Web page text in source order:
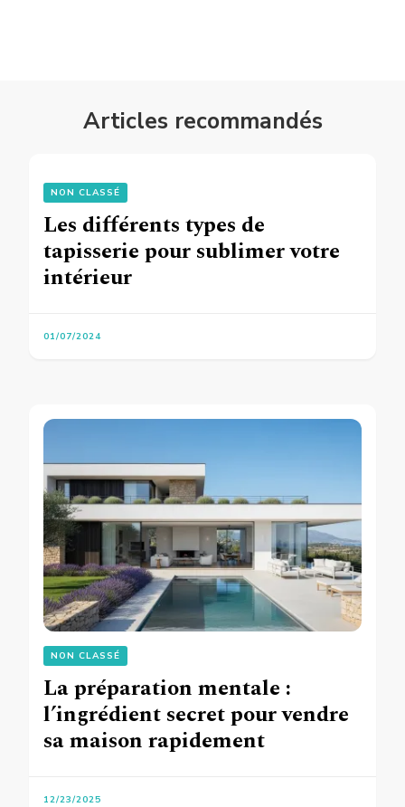
Articles recommandés
NON CLASSÉ
Les différents types de
tapisserie pour sublimer votre
intérieur
01/07/2024
NON CLASSÉ
La préparation mentale :
l’ingrédient secret pour vendre
sa maison rapidement
12/23/2025